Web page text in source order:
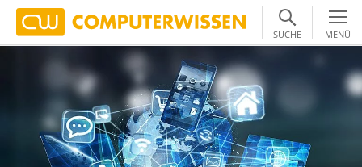
SUCHE MENÜ